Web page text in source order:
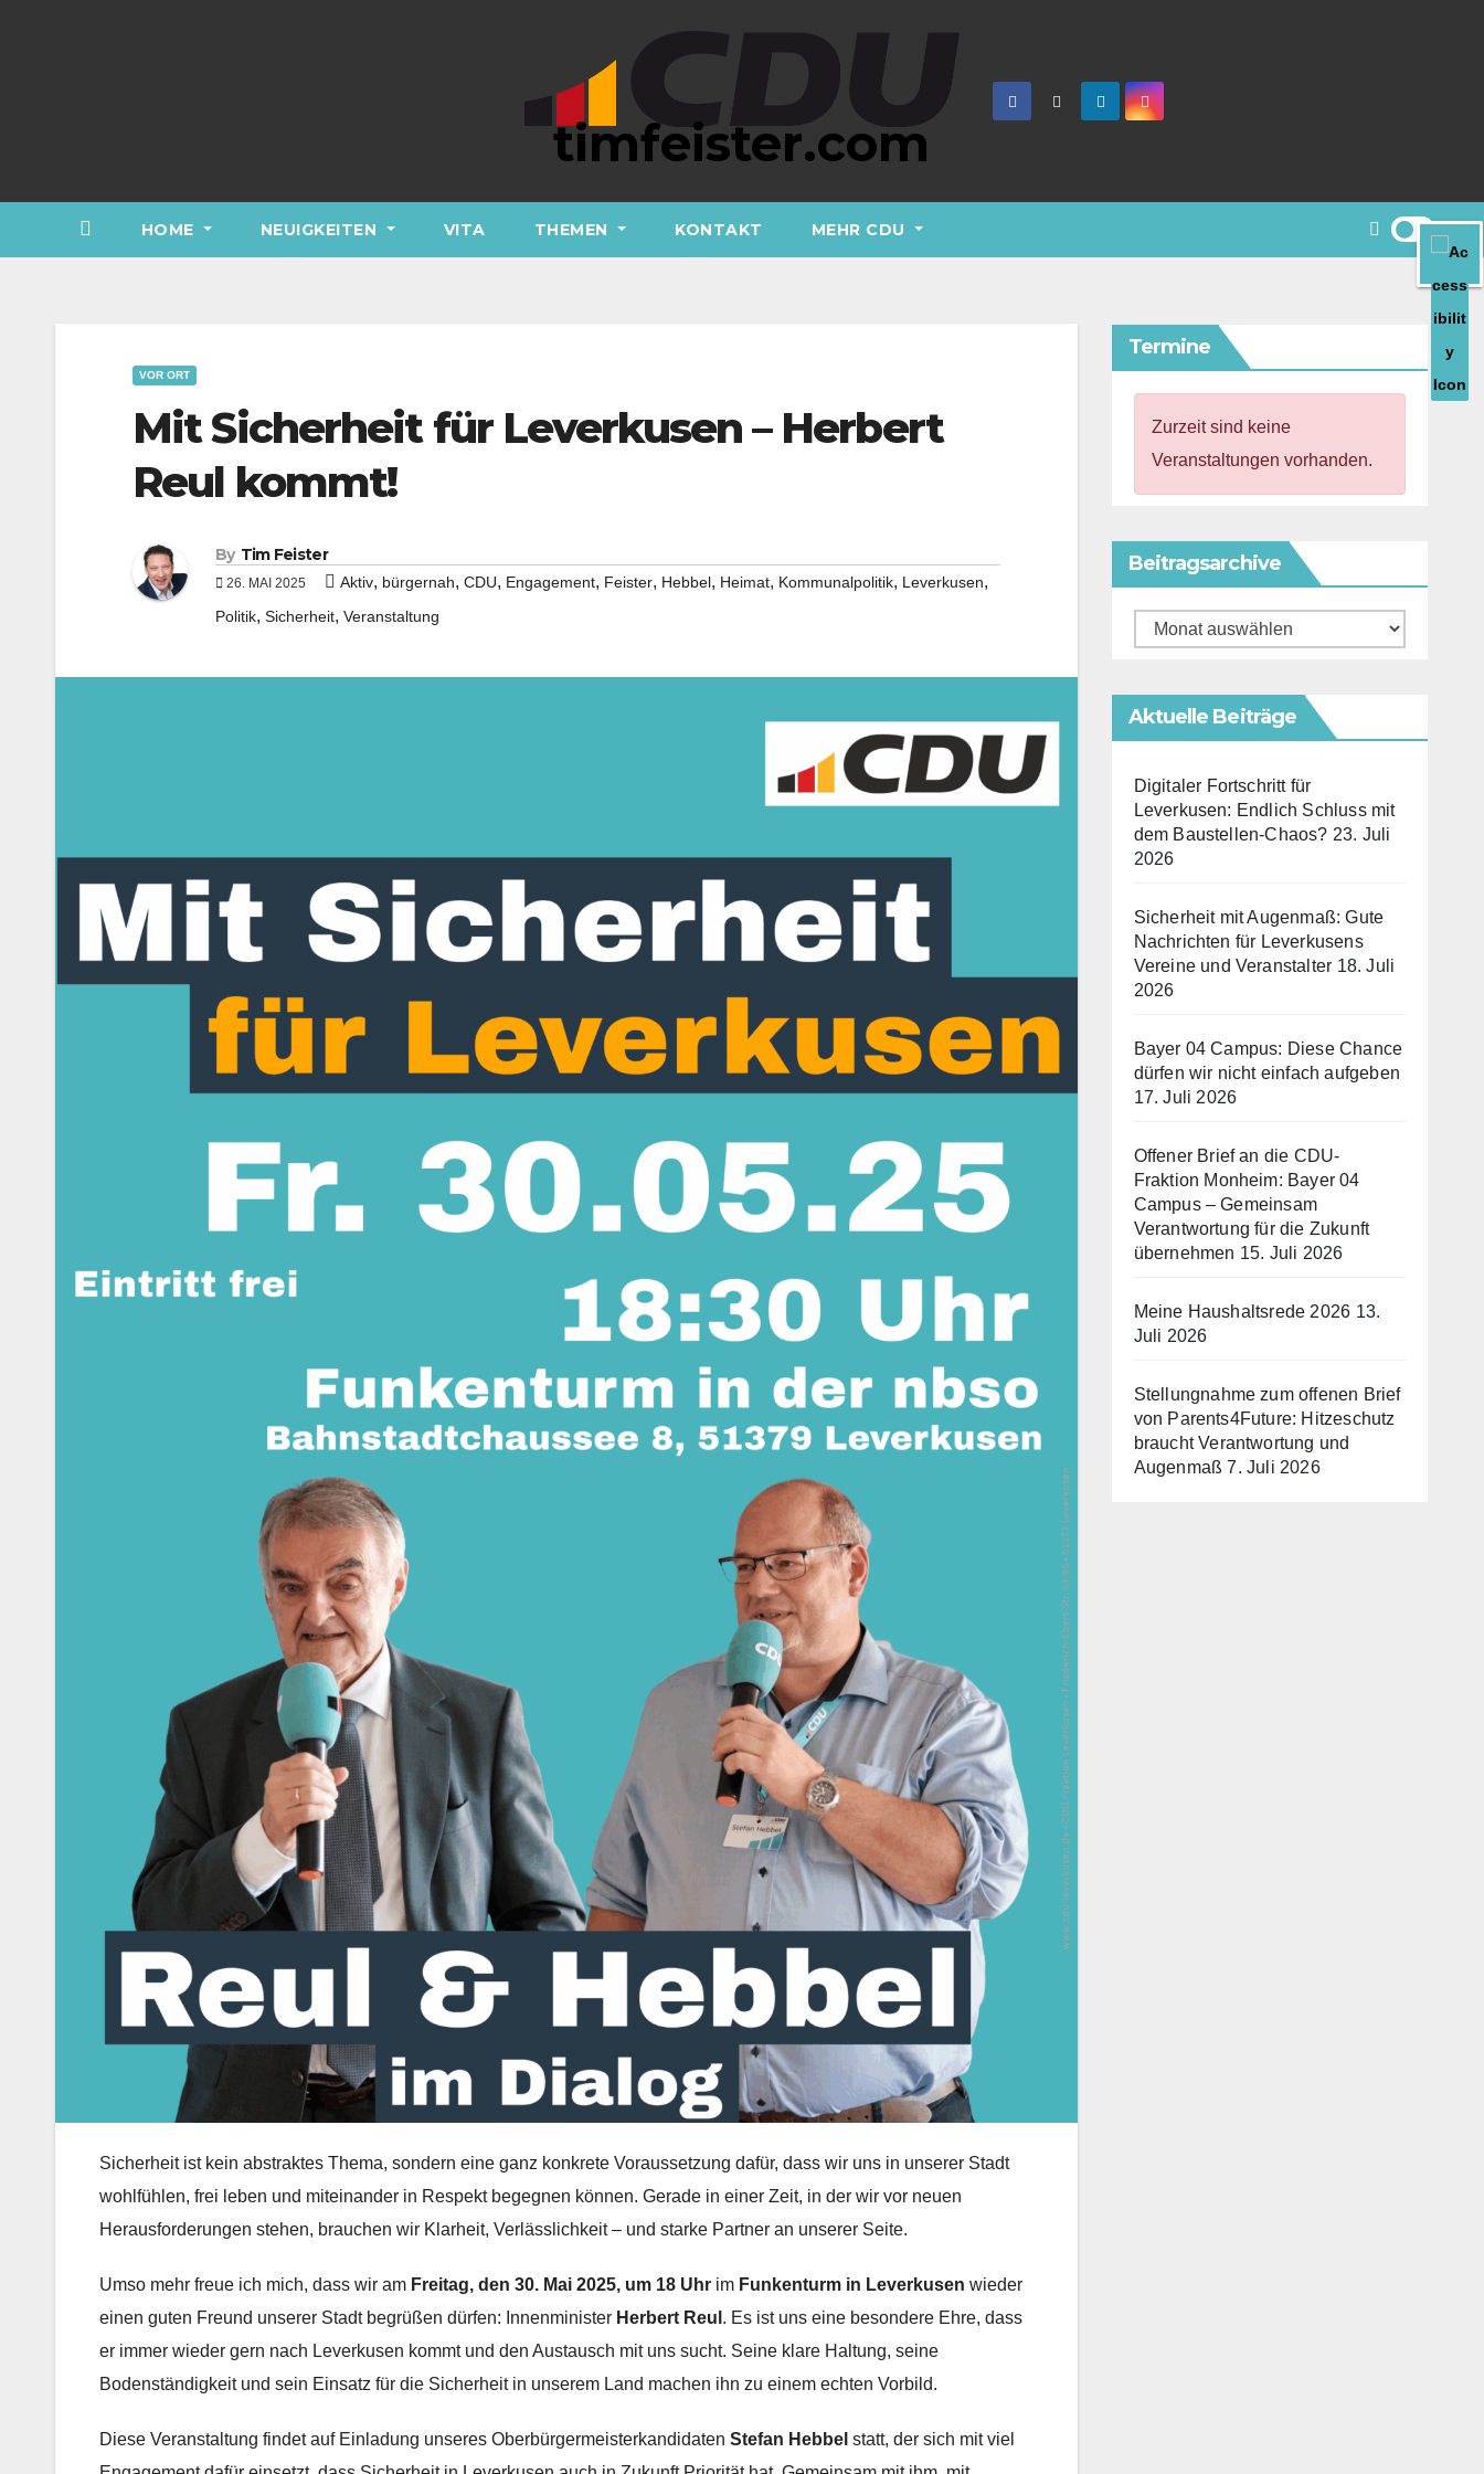
timfeister.com
HOME NEUIGKEITEN VITA THEMEN KONTAKT MEHR CDU
VOR ORT
Mit Sicherheit für Leverkusen – Herbert
Reul kommt!
By Tim Feister
26. MAI 2025 Aktiv, bürgernah, CDU, Engagement, Feister, Hebbel, Heimat, Kommunalpolitik, Leverkusen,
Politik, Sicherheit, Veranstaltung
Sicherheit ist kein abstraktes Thema, sondern eine ganz konkrete Voraussetzung dafür, dass wir uns in unserer Stadt
wohlfühlen, frei leben und miteinander in Respekt begegnen können. Gerade in einer Zeit, in der wir vor neuen
Herausforderungen stehen, brauchen wir Klarheit, Verlässlichkeit – und starke Partner an unserer Seite.
Umso mehr freue ich mich, dass wir am Freitag, den 30. Mai 2025, um 18 Uhr im Funkenturm in Leverkusen wieder
einen guten Freund unserer Stadt begrüßen dürfen: Innenminister Herbert Reul . Es ist uns eine besondere Ehre, dass
er immer wieder gern nach Leverkusen kommt und den Austausch mit uns sucht. Seine klare Haltung, seine
Bodenständigkeit und sein Einsatz für die Sicherheit in unserem Land machen ihn zu einem echten Vorbild.
Diese Veranstaltung findet auf Einladung unseres Oberbürgermeisterkandidaten Stefan Hebbel statt, der sich mit viel
Termine
Zurzeit sind keine
Veranstaltungen vorhanden.
Beitragsarchive
Beitragsarchive
Aktuelle Beiträge
Digitaler Fortschritt für
Leverkusen: Endlich Schluss mit
dem Baustellen-Chaos? 23. Juli
2026
Sicherheit mit Augenmaß: Gute
Nachrichten für Leverkusens
Vereine und Veranstalter 18. Juli
2026
Bayer 04 Campus: Diese Chance
dürfen wir nicht einfach aufgeben
17. Juli 2026
Offener Brief an die CDU-
Fraktion Monheim: Bayer 04
Campus – Gemeinsam
Verantwortung für die Zukunft
übernehmen 15. Juli 2026
Meine Haushaltsrede 2026 13.
Juli 2026
Stellungnahme zum offenen Brief
von Parents4Future: Hitzeschutz
braucht Verantwortung und
Augenmaß 7. Juli 2026